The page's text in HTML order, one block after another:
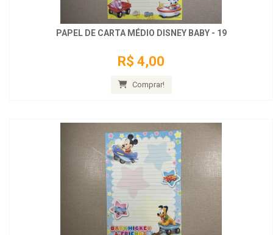
PAPEL DE CARTA MÉDIO DISNEY BABY - 19
R$ 4,00
Comprar!